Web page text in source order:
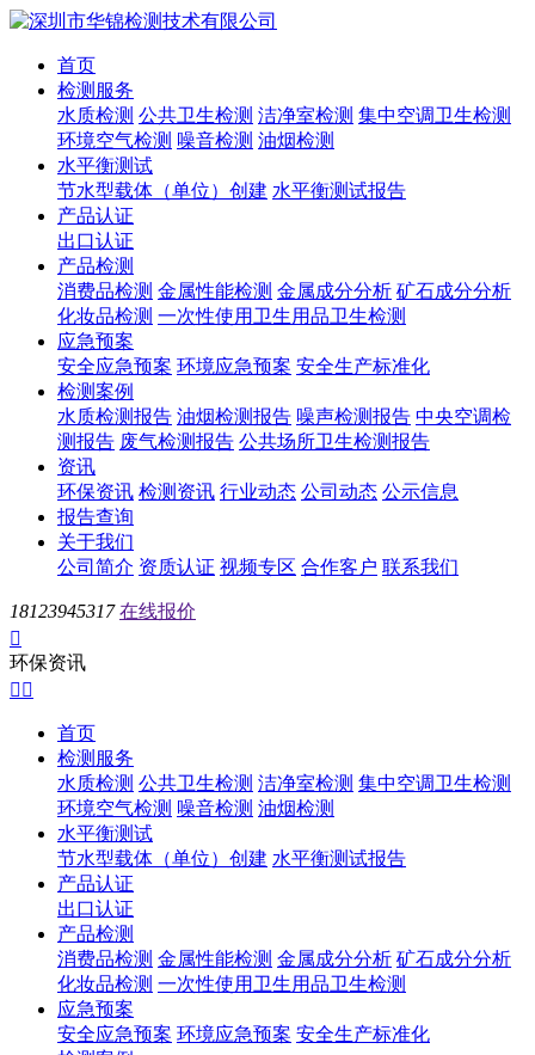
首页
检测服务
水质检测 公共卫生检测 洁净室检测 集中空调卫生检测
环境空气检测 噪音检测 油烟检测
水平衡测试
节水型载体（单位）创建 水平衡测试报告
产品认证
出口认证
产品检测
消费品检测 金属性能检测 金属成分分析 矿石成分分析
化妆品检测 一次性使用卫生用品卫生检测
应急预案
安全应急预案 环境应急预案 安全生产标准化
检测案例
水质检测报告 油烟检测报告 噪声检测报告 中央空调检
测报告 废气检测报告 公共场所卫生检测报告
资讯
环保资讯 检测资讯 行业动态 公司动态 公示信息
报告查询
关于我们
公司简介 资质认证 视频专区 合作客户 联系我们
18123945317 在线报价

环保资讯
 
首页
检测服务
水质检测 公共卫生检测 洁净室检测 集中空调卫生检测
环境空气检测 噪音检测 油烟检测
水平衡测试
节水型载体（单位）创建 水平衡测试报告
产品认证
出口认证
产品检测
消费品检测 金属性能检测 金属成分分析 矿石成分分析
化妆品检测 一次性使用卫生用品卫生检测
应急预案
安全应急预案 环境应急预案 安全生产标准化